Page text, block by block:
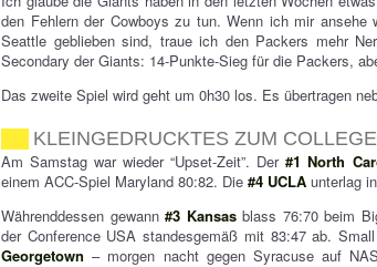
den Fehlern der Cowboys zu tun. Wenn ich mir
Seattle geblieben sind, traue ich den Packers mehr
Secondary der Giants: 14-Punkte-Sieg für die Packers,
Das zweite Spiel wird geht um 0h30 los. Es übertragen
KLEINGEDRUCKTES ZUM
Am Samstag war wieder “Upset-Zeit”. Der#1 North
einem ACC-Spiel Maryland 80:82. Die#4 UCLA unterlag
Währenddessen gewann#3 Kansasblass 76:70 beim
der Conference USA standesgemäß mit 83:47 ab.
Georgetown – morgen nacht gegen Syracuse auf